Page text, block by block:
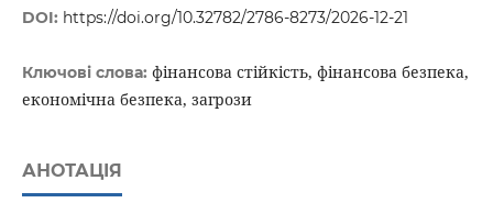
DOI: https://doi.org/10.32782/2786-8273/2026-12-21
Ключові слова: фінансова стійкість, фінансова безпека,
економічна безпека, загрози
АНОТАЦІЯ